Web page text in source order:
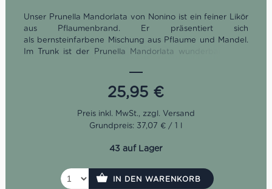
Unser Prunella Mandorlata von Nonino ist ein feiner Likör
aus Pflaumenbrand. Er präsentiert sich
als bernsteinfarbene Mischung aus Pflaume und Mandel.
Im Trunk ist der Prunella Mandorlata wunderbar weich
25,95 €
Grundpreis: 37,07 € / 1 l
43 auf Lager
IN DEN WARENKORB